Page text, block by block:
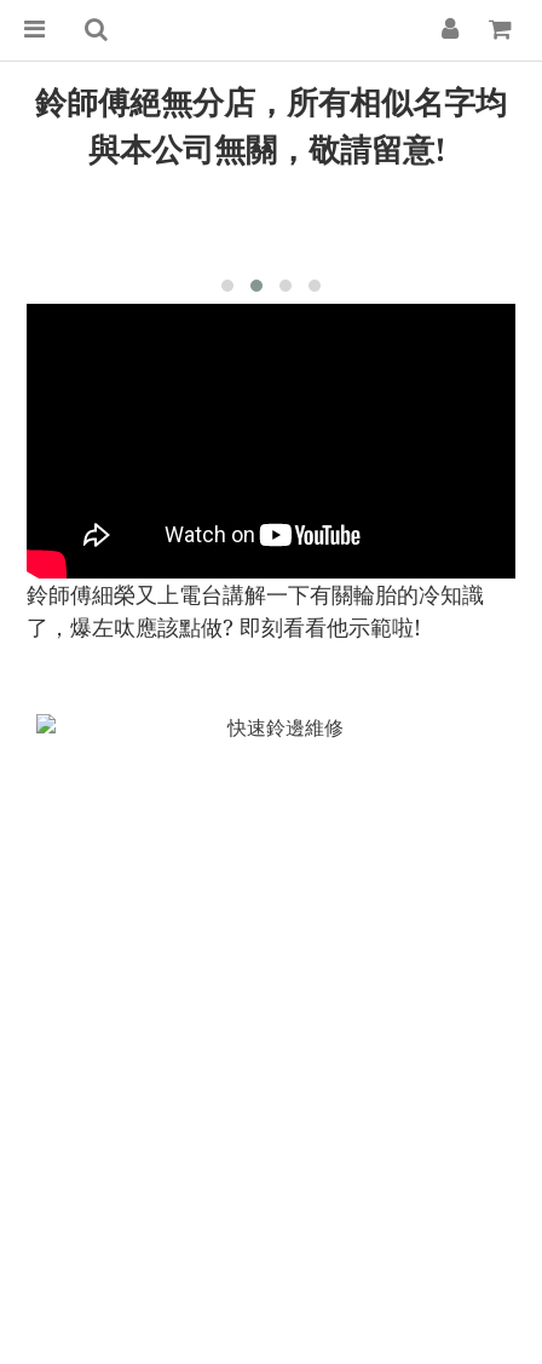
鈴師傅絕無分店，所有相似名字均
與本公司無關，敬請留意!
鈴師傅細榮又上電台講解一下有關輪胎的冷知識
了，爆左呔應該點做? 即刻看看他示範啦!